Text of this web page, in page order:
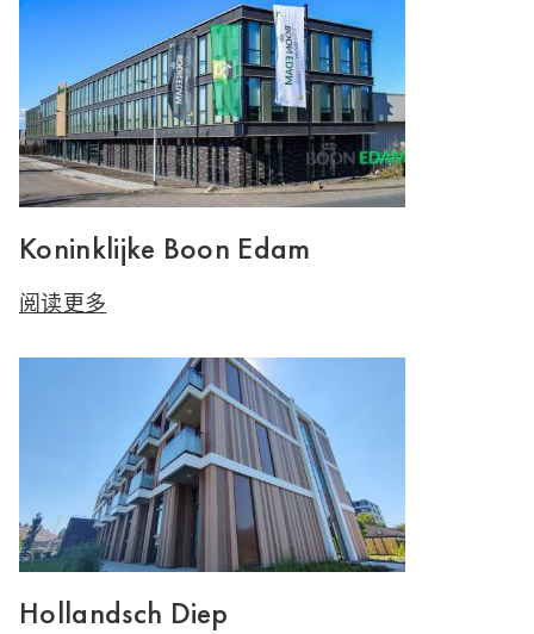
Koninklijke Boon Edam
阅读更多
Hollandsch Diep